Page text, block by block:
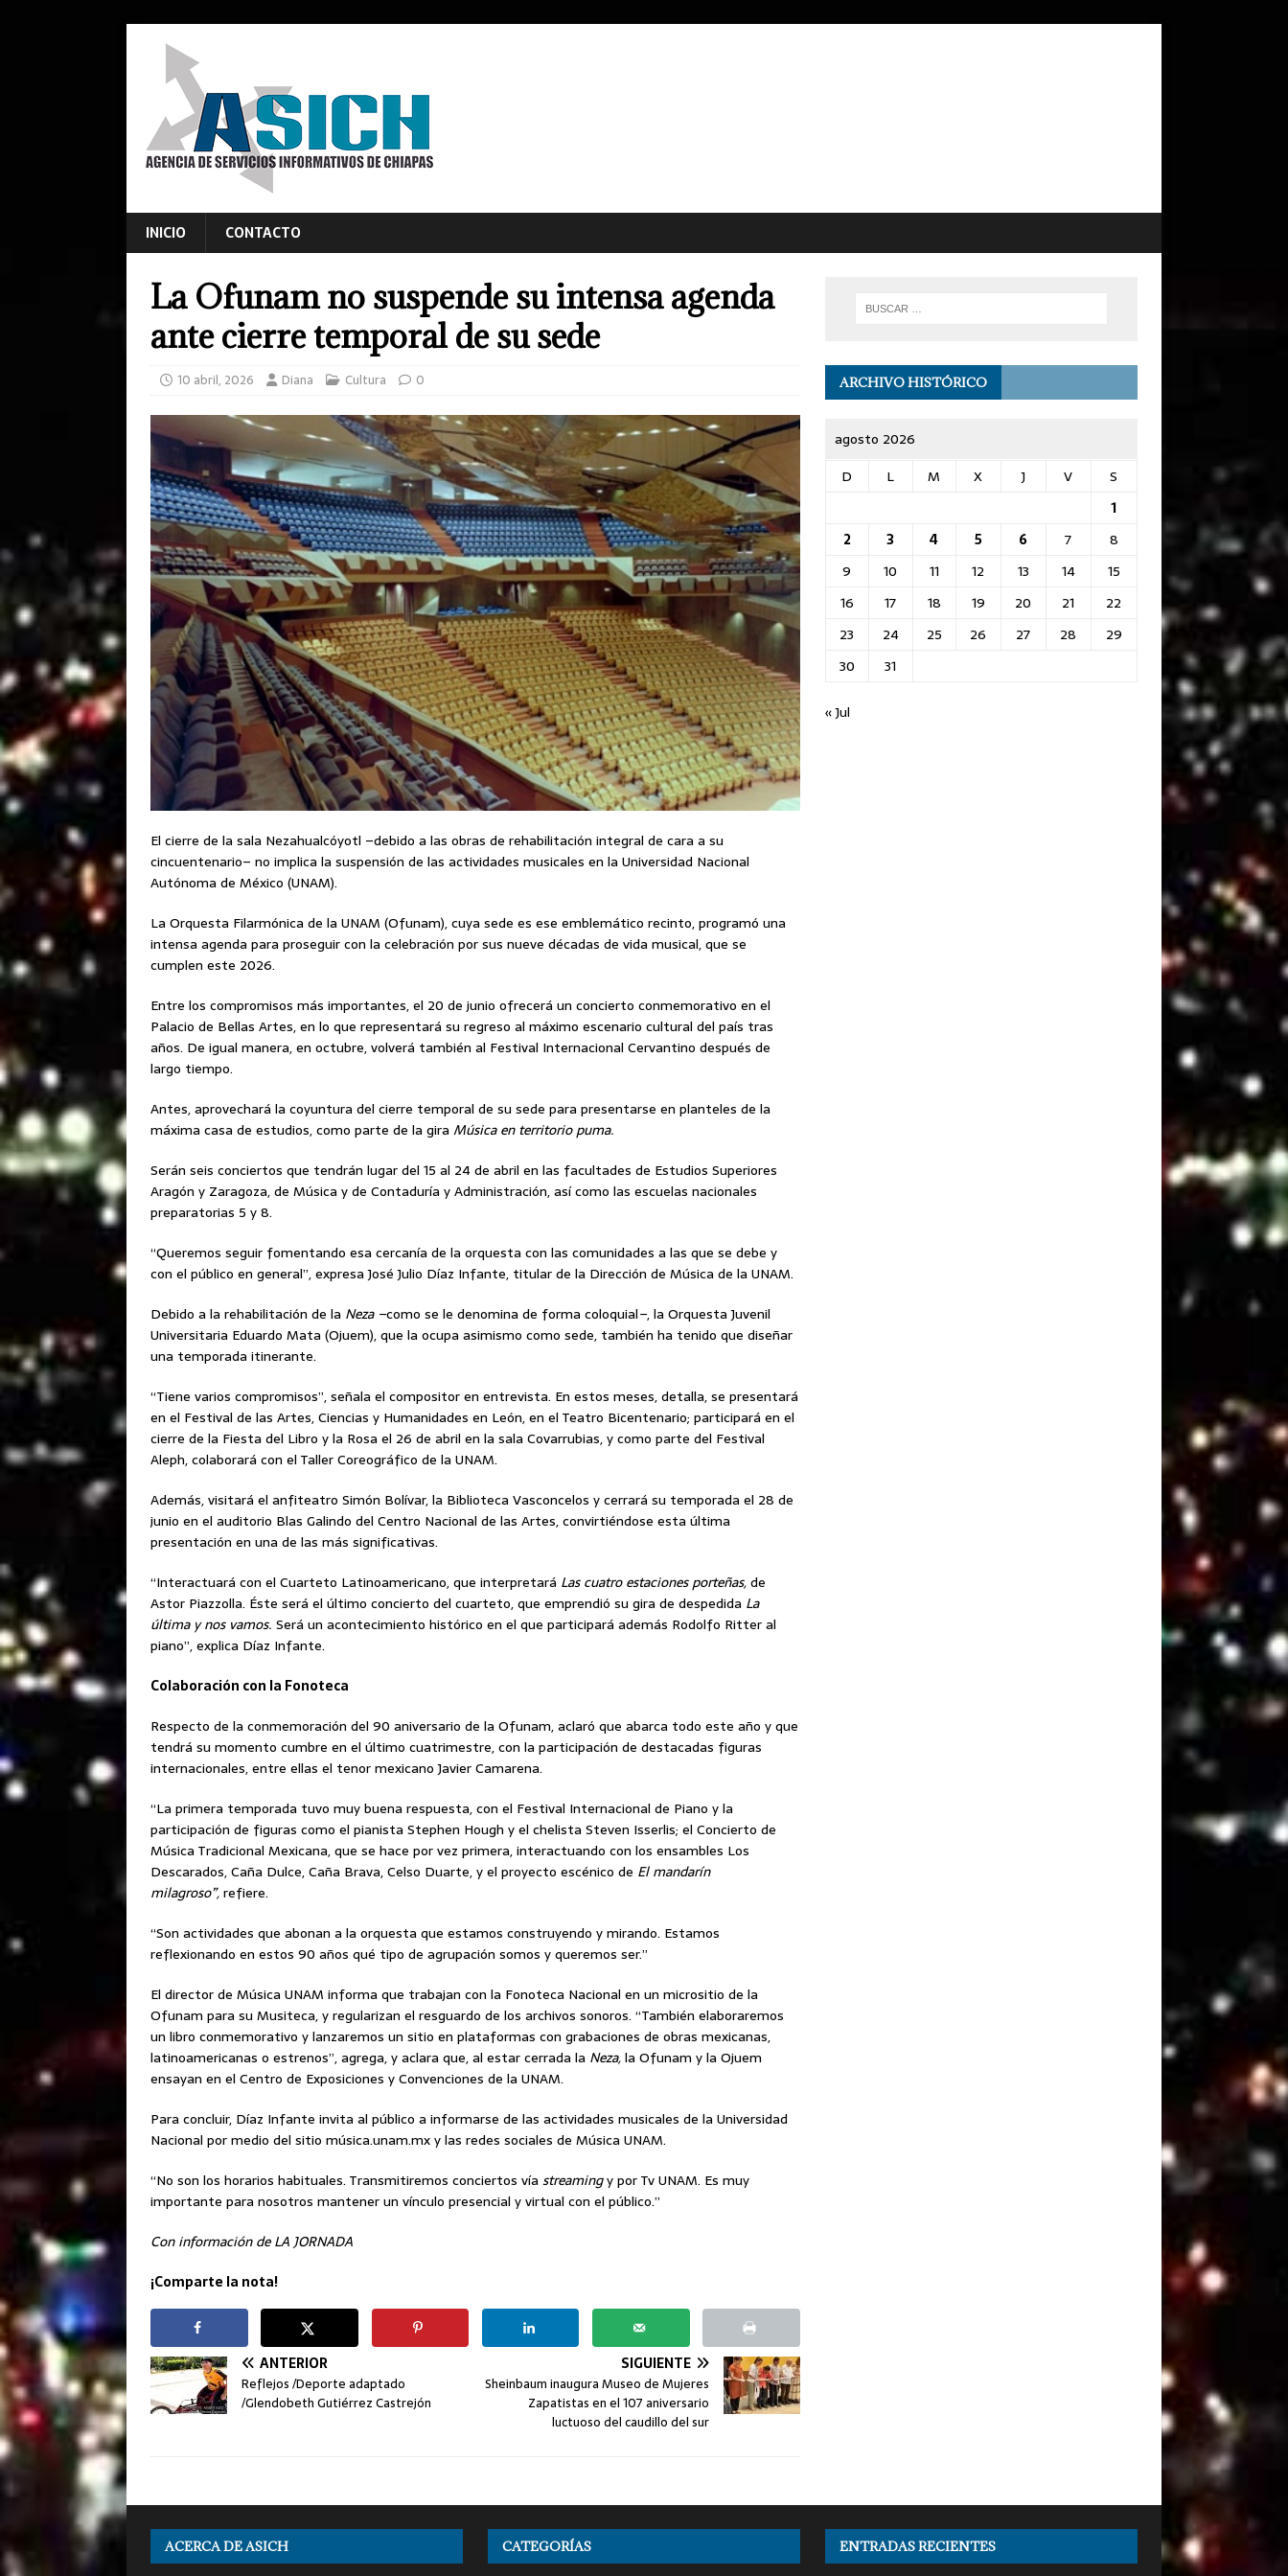
INICIO CONTACTO
La Ofunam no suspende su intensa agenda
ante cierre temporal de su sede
10 abril, 2026 Diana Cultura 0
El cierre de la sala Nezahualcóyotl –debido a las obras de rehabilitación integral de cara a su
cincuentenario– no implica la suspensión de las actividades musicales en la Universidad Nacional
Autónoma de México (UNAM).
La Orquesta Filarmónica de la UNAM (Ofunam), cuya sede es ese emblemático recinto, programó una
intensa agenda para proseguir con la celebración por sus nueve décadas de vida musical, que se
cumplen este 2026.
Entre los compromisos más importantes, el 20 de junio ofrecerá un concierto conmemorativo en el
Palacio de Bellas Artes, en lo que representará su regreso al máximo escenario cultural del país tras
años. De igual manera, en octubre, volverá también al Festival Internacional Cervantino después de
largo tiempo.
Antes, aprovechará la coyuntura del cierre temporal de su sede para presentarse en planteles de la
máxima casa de estudios, como parte de la gira Música en territorio puma.
Serán seis conciertos que tendrán lugar del 15 al 24 de abril en las facultades de Estudios Superiores
Aragón y Zaragoza, de Música y de Contaduría y Administración, así como las escuelas nacionales
preparatorias 5 y 8.
“Queremos seguir fomentando esa cercanía de la orquesta con las comunidades a las que se debe y
con el público en general”, expresa José Julio Díaz Infante, titular de la Dirección de Música de la UNAM.
Debido a la rehabilitación de la Neza –como se le denomina de forma coloquial–, la Orquesta Juvenil
Universitaria Eduardo Mata (Ojuem), que la ocupa asimismo como sede, también ha tenido que diseñar
una temporada itinerante.
“Tiene varios compromisos”, señala el compositor en entrevista. En estos meses, detalla, se presentará
en el Festival de las Artes, Ciencias y Humanidades en León, en el Teatro Bicentenario; participará en el
cierre de la Fiesta del Libro y la Rosa el 26 de abril en la sala Covarrubias, y como parte del Festival
Aleph, colaborará con el Taller Coreográfico de la UNAM.
Además, visitará el anfiteatro Simón Bolívar, la Biblioteca Vasconcelos y cerrará su temporada el 28 de
junio en el auditorio Blas Galindo del Centro Nacional de las Artes, convirtiéndose esta última
presentación en una de las más significativas.
“Interactuará con el Cuarteto Latinoamericano, que interpretará Las cuatro estaciones porteñas,de
Astor Piazzolla. Éste será el último concierto del cuarteto, que emprendió su gira de despedida La
última y nos vamos. Será un acontecimiento histórico en el que participará además Rodolfo Ritter al
piano”, explica Díaz Infante.
Colaboración con la Fonoteca
Respecto de la conmemoración del 90 aniversario de la Ofunam, aclaró que abarca todo este año y que
tendrá su momento cumbre en el último cuatrimestre, con la participación de destacadas figuras
internacionales, entre ellas el tenor mexicano Javier Camarena.
“La primera temporada tuvo muy buena respuesta, con el Festival Internacional de Piano y la
participación de figuras como el pianista Stephen Hough y el chelista Steven Isserlis; el Concierto de
Música Tradicional Mexicana, que se hace por vez primera, interactuando con los ensambles Los
Descarados, Caña Dulce, Caña Brava, Celso Duarte, y el proyecto escénico de El mandarín
milagroso”,refiere.
“Son actividades que abonan a la orquesta que estamos construyendo y mirando. Estamos
reflexionando en estos 90 años qué tipo de agrupación somos y queremos ser.”
El director de Música UNAM informa que trabajan con la Fonoteca Nacional en un micrositio de la
Ofunam para su Musiteca, y regularizan el resguardo de los archivos sonoros. “También elaboraremos
un libro conmemorativo y lanzaremos un sitio en plataformas con grabaciones de obras mexicanas,
latinoamericanas o estrenos”, agrega, y aclara que, al estar cerrada la Neza,la Ofunam y la Ojuem
ensayan en el Centro de Exposiciones y Convenciones de la UNAM.
Para concluir, Díaz Infante invita al público a informarse de las actividades musicales de la Universidad
Nacional por medio del sitio música.unam.mx y las redes sociales de Música UNAM.
“No son los horarios habituales. Transmitiremos conciertos vía streamingy por Tv UNAM. Es muy
importante para nosotros mantener un vínculo presencial y virtual con el público.”
Con información de LA JORNADA
¡Comparte la nota!
ANTERIOR
Reflejos /Deporte adaptado
/Glendobeth Gutiérrez Castrejón
SIGUIENTE
Sheinbaum inaugura Museo de Mujeres
Zapatistas en el 107 aniversario
luctuoso del caudillo del sur
ARCHIVO HISTÓRICO
agosto 2026
D
L M X J V
S
1
2
3 4 5 6 7
8
9
10 11 12 13 14
15
16
17 18 19 20 21
22
23
24 25 26 27 28
29
30
31
« Jul
ACERCA DE ASICH CATEGORÍAS ENTRADAS RECIENTES